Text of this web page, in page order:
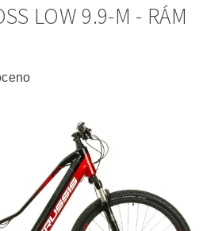
LOW 9.9-M - RÁM